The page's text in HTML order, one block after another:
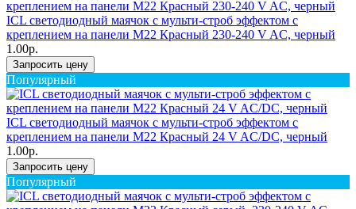
ICL светодиодный маячок с мульти-строб эффектом с
креплением на панели M22 Красный 230-240 V AC, черный
1.00р.
Запросить цену
Популярный
ICL светодиодный маячок с мульти-строб эффектом с
креплением на панели M22 Красный 24 V AC/DC, черный
1.00р.
Запросить цену
Популярный